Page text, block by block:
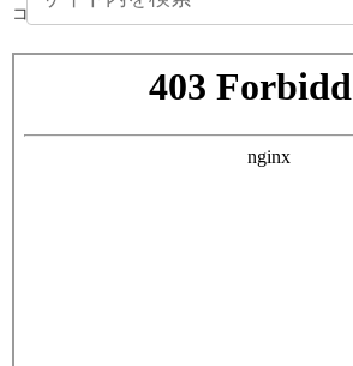
コンフォリア阿波座 1K 30.45㎡の洗面所